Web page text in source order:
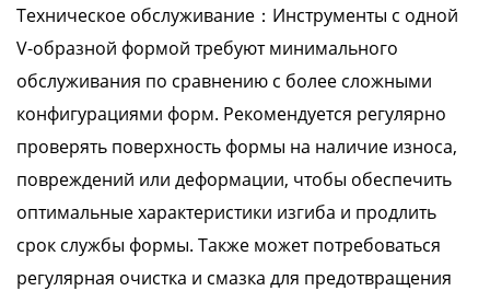
Техническое обслуживание：Инструменты с одной
V-образной формой требуют минимального
обслуживания по сравнению с более сложными
конфигурациями форм. Рекомендуется регулярно
проверять поверхность формы на наличие износа,
повреждений или деформации, чтобы обеспечить
оптимальные характеристики изгиба и продлить
срок службы формы. Также может потребоваться
регулярная очистка и смазка для предотвращения